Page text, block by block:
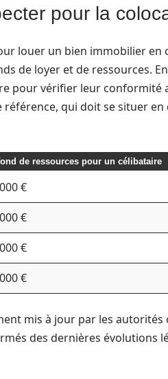
pour la
louer un bien immobilier
de loyer et de ressources.
pour vérifier leur conformité
qui doit se situer
de ressources pour un célibataire
€
€
€
€
mis à jour par les
des dernières évolutions